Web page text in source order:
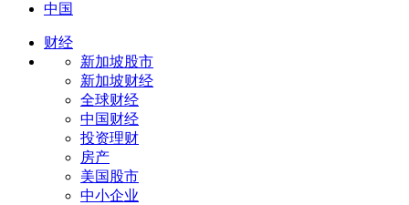
中国
财经
新加坡股市
新加坡财经
全球财经
中国财经
投资理财
房产
美国股市
中小企业